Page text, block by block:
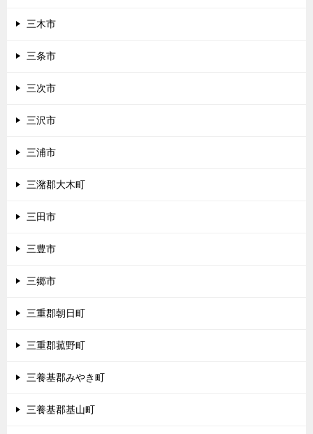
三木市
三条市
三次市
三沢市
三浦市
三潴郡大木町
三田市
三豊市
三郷市
三重郡朝日町
三重郡菰野町
三養基郡みやき町
三養基郡基山町